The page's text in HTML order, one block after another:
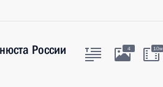
России 4 10м